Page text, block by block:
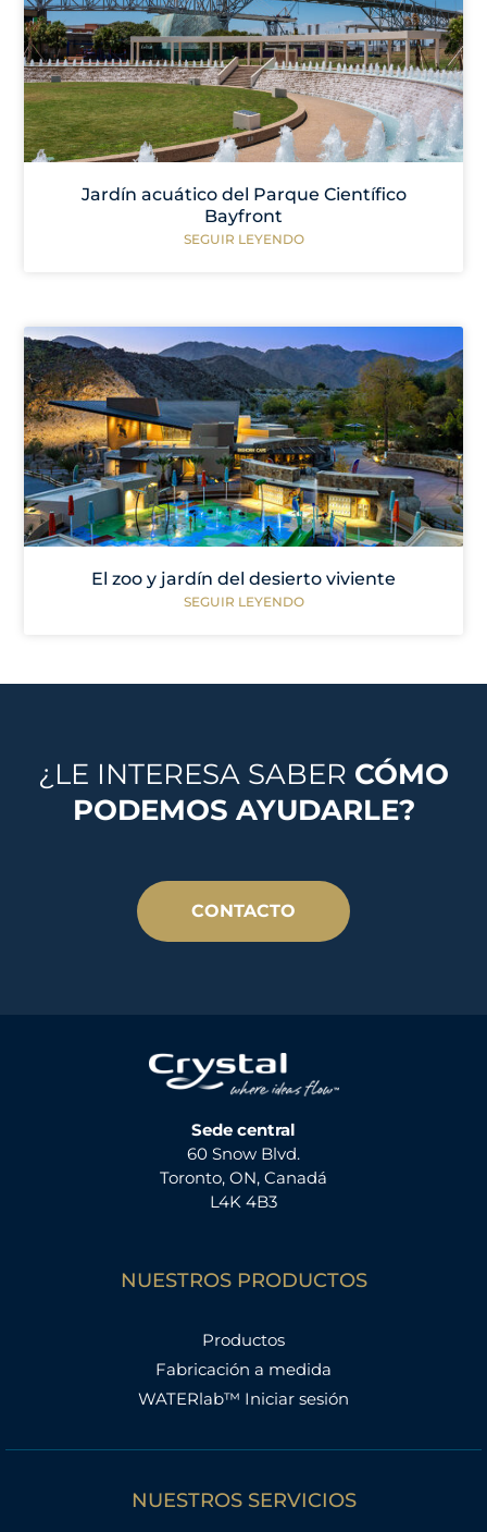
Jardín acuático del Parque Científico
Bayfront
SEGUIR LEYENDO
El zoo y jardín del desierto viviente
SEGUIR LEYENDO
¿LE INTERESA SABER CÓMO
PODEMOS AYUDARLE?
CONTACTO
Sede central
60 Snow Blvd.
Toronto, ON, Canadá
L4K 4B3
NUESTROS PRODUCTOS
Productos
Fabricación a medida
WATERlab™ Iniciar sesión
NUESTROS SERVICIOS